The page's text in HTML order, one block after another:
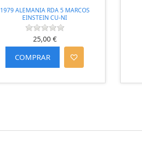
1979 ALEMANIA RDA 5 MARCOS
EINSTEIN CU-NI
25,00 €